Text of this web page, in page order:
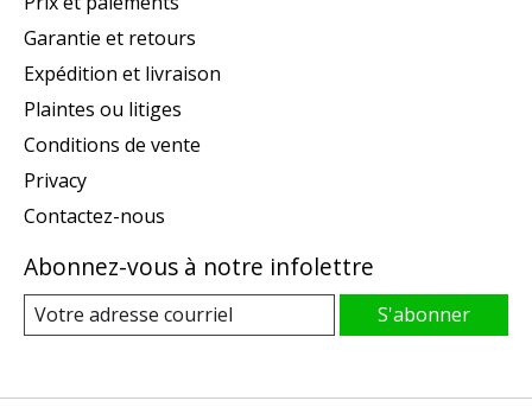
Garantie et retours
Expédition et livraison
Plaintes ou litiges
Conditions de vente
Privacy
Contactez-nous
Abonnez-vous à notre infolettre
S'abonner